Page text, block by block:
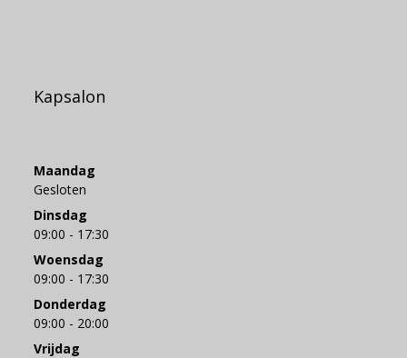
Kapsalon
Maandag
Gesloten
Dinsdag
09:00 - 17:30
Woensdag
09:00 - 17:30
Donderdag
09:00 - 20:00
Vrijdag